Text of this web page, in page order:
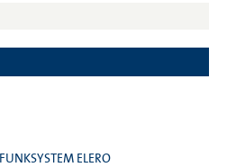
FUNKSYSTEM ELERO